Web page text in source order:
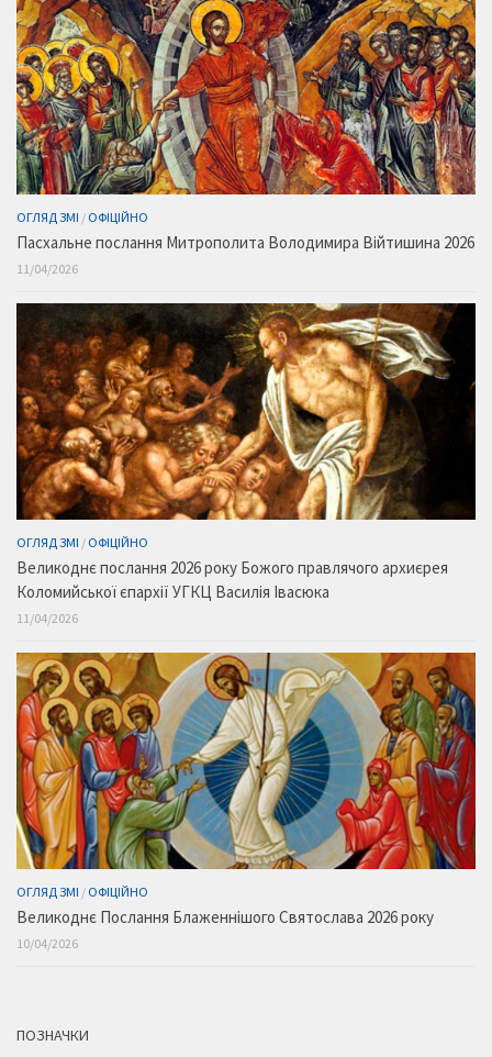
ОГЛЯД ЗМІ / ОФІЦІЙНО
Пасхальне послання Митрополита Володимира Війтишина 2026
11/04/2026
ОГЛЯД ЗМІ / ОФІЦІЙНО
Великоднє послання 2026 року Божого правлячого архиєрея
Коломийської єпархії УГКЦ Василія Івасюка
11/04/2026
ОГЛЯД ЗМІ / ОФІЦІЙНО
Великоднє Послання Блаженнішого Святослава 2026 року
10/04/2026
ПОЗНАЧКИ